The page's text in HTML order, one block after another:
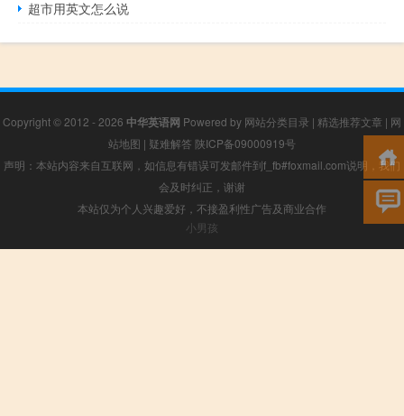
超市用英文怎么说
Copyright © 2012 - 2026 中华英语网 Powered by 网站分类目录 | 精选推荐文章 | 网
站地图 | 疑难解答 陕ICP备09000919号
声明：本站内容来自互联网，如信息有错误可发邮件到f_fb#foxmail.com说明，我们
会及时纠正，谢谢
本站仅为个人兴趣爱好，不接盈利性广告及商业合作
小男孩